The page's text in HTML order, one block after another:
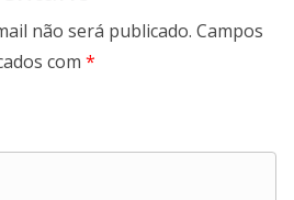
não será publicado. Campos
com *